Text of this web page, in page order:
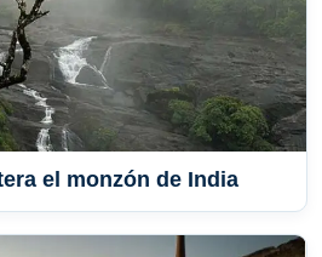
el monzón de India